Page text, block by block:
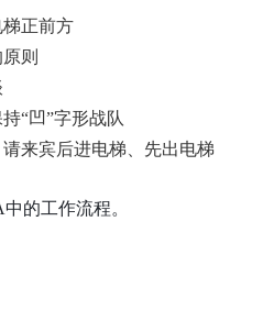
正前方
则
“凹”字形战队
来宾后进电梯、先出电梯
的工作流程。